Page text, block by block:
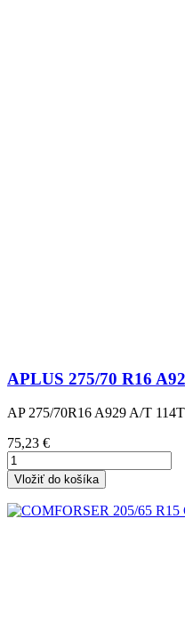
APLUS 275/70 R16
AP 275/70R16 A929 A/T 114T
Cena
75,23 €
Vložiť do košíka